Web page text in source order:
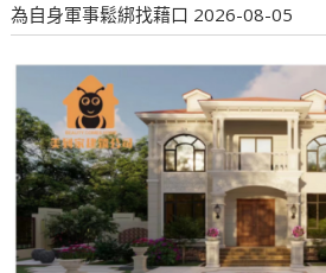
為自身軍事鬆綁找藉口 2026-08-05